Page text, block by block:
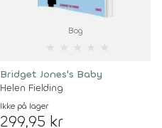
Bog
Bridget Jones's Baby
Helen Fielding
Ikke på lager
299,95 kr